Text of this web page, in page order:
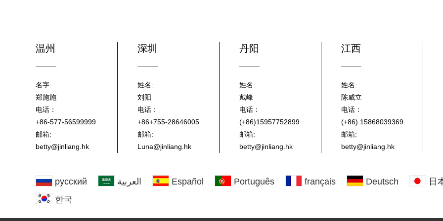
温州
名字:
郑施施
电话：
+86-577-56599999
邮箱:
betty@jinliang.hk
深圳
姓名:
刘阳
电话：
+86+755-28646005
邮箱:
Luna@jinliang.hk
丹阳
姓名:
戴峰
电话：
(+86)15957752899
邮箱:
betty@jinliang.hk
江西
姓名:
陈威立
电话：
(+86) 15868039369
邮箱:
betty@jinliang.hk
русский العربية Español Português français Deutsch
日
한국